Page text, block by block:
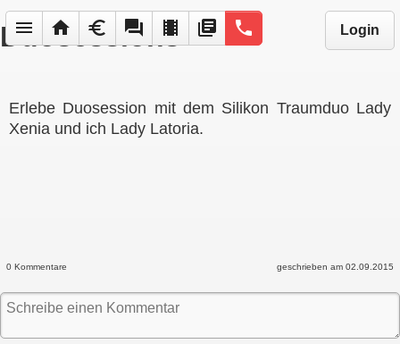
menu home euro forum local_movies library_books phone Login
Duosessions
Erlebe Duosession mit dem Silikon Traumduo Lady
Xenia und ich Lady Latoria.
0 Kommentare geschrieben am 02.09.2015